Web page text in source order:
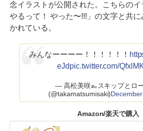
念イラストが公開された。こちらの
やるって！ やった〜!!!」の文字と共
かれている。
みんなーーーー！！！！！！
eJdpic.twitter.com/
— 高松美咲👞スキップとロ
(@takamatsumisaki)
Amazon/楽天で購入